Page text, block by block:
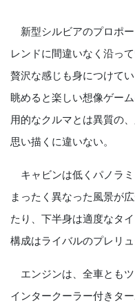
新型シルビアのプロポ
レンドに間違いなく沿っ
贅沢な感じも身につけて
眺めると楽しい想像ゲー
用的なクルマとは異質の
思い描くに違いない。
キャビンは低くパノラ
まったく異なった風景が
たり、下半身は適度なタ
構成はライバルのプレリ
エンジンは、全車ともツ
インタークーラー付きタ